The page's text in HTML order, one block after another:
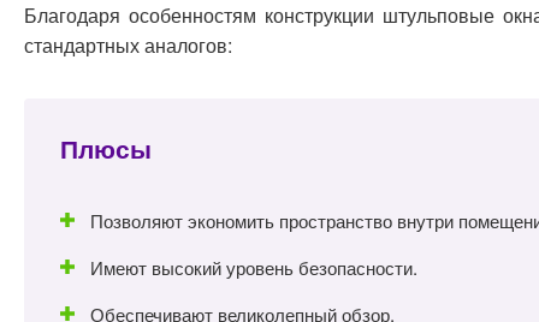
Благодаря особенностям конструкции штульповые
стандартных аналогов:
Плюсы
Позволяют экономить пространство внутри
Имеют высокий уровень безопасности.
Обеспечивают великолепный обзор.